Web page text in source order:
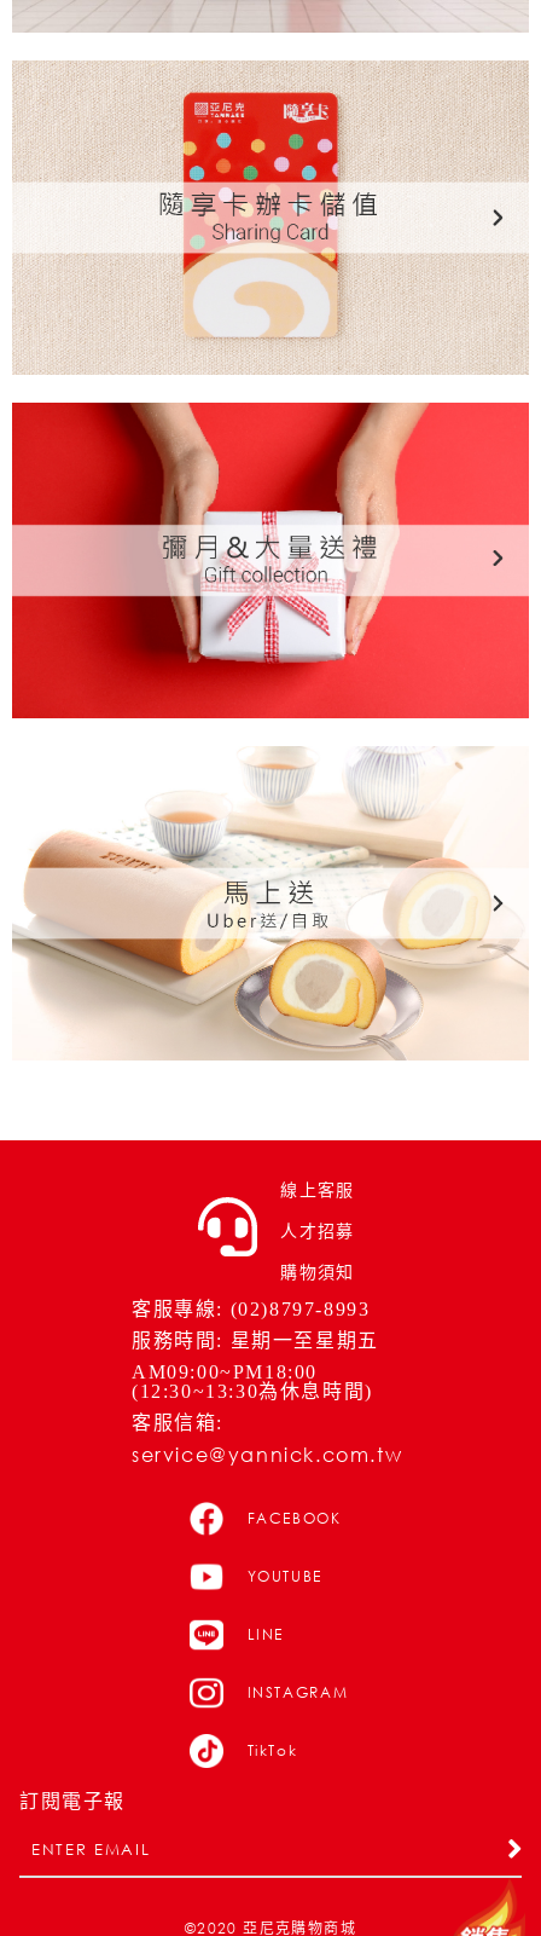
線上客服
人才招募
購物須知
客服專線: (02)8797-8993
服務時間: 星期一至星期五
AM09:00~PM18:00
(12:30~13:30為休息時間)
客服信箱:
service@yannick.com.tw
FACEBOOK
YOUTUBE
LINE
INSTAGRAM
TikTok
訂閱電子報
©2020 亞尼克購物商城